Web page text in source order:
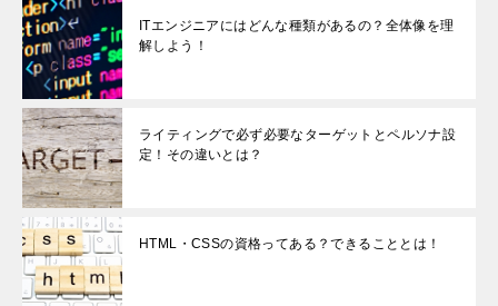
ITエンジニアにはどんな種類があるの？全体像を理
解しよう！
ライティングで必ず必要なターゲットとペルソナ設
定！その違いとは？
HTML・CSSの資格ってある？できることとは！